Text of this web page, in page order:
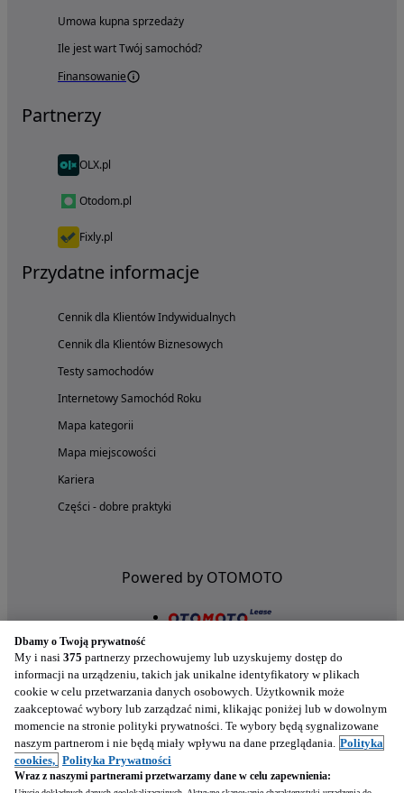
Umowa kupna sprzedaży
Ile jest wart Twój samochód?
Finansowanie
Partnerzy
OLX.pl
Otodom.pl
Fixly.pl
Przydatne informacje
Cennik dla Klientów Indywidualnych
Cennik dla Klientów Biznesowych
Testy samochodów
Internetowy Samochód Roku
Mapa kategorii
Mapa miejscowości
Kariera
Części - dobre praktyki
Powered by OTOMOTO
Nasze aplikacje w twoim telefonie
Dbamy o Twoją prywatność
My i nasi 375 partnerzy przechowujemy lub uzyskujemy dostęp do
informacji na urządzeniu, takich jak unikalne identyfikatory w plikach
cookie w celu przetwarzania danych osobowych. Użytkownik może
zaakceptować wybory lub zarządzać nimi, klikając poniżej lub w dowolnym
momencie na stronie polityki prywatności. Te wybory będą sygnalizowane
naszym partnerom i nie będą miały wpływu na dane przeglądania. Polityka
cookies, Polityka Prywatności
Wraz z naszymi partnerami przetwarzamy dane w celu zapewnienia: